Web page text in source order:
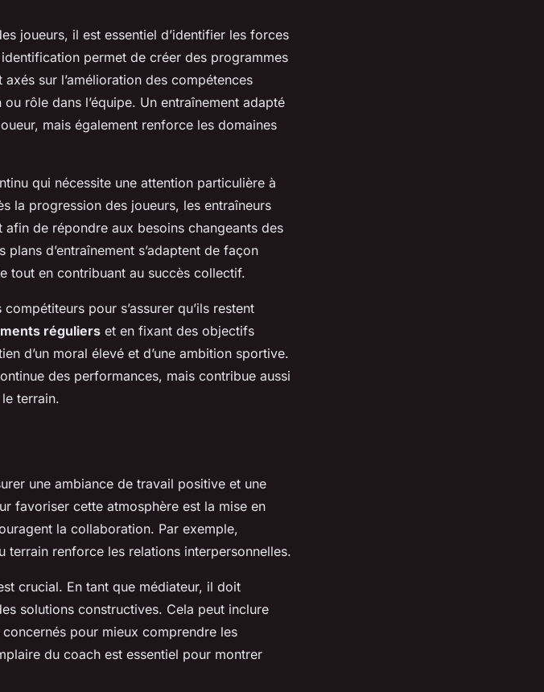
joueurs, il est essentiel d’identifier les forces
permet de créer des programmes
sur l’amélioration des compétences
rôle dans l’équipe. Un entraînement adapté
mais également renforce les domaines
qui nécessite une attention particulière à
la progression des joueurs, les entraîneurs
de répondre aux besoins changeants des
d’entraînement s’adaptent de façon
tout en contribuant au succès collectif.
pour s’assurer qu’ils restent
réguliers et en fixant des objectifs
d’un moral élevé et d’une ambition sportive.
des performances, mais contribue aussi
terrain.
une ambiance de travail positive et une
favoriser cette atmosphère est la mise en
la collaboration. Par exemple,
renforce les relations interpersonnelles.
crucial. En tant que médiateur, il doit
solutions constructives. Cela peut inclure
pour mieux comprendre les
du coach est essentiel pour montrer